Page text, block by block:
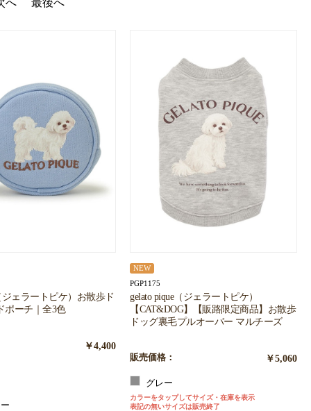
へ 最後へ
ジェラートピケ）お散歩ド
ポーチ｜全3色
￥4,400
NEW
PGP1175
gelato pique（ジェラートピケ）
【CAT&DOG】【販路限定商品】お散歩
ドッグ裏毛プルオーバー マルチーズ
販売価格： ￥5,060
グレー
カラーをタップしてサイズ・在庫を表示
表記の無いサイズは販売終了